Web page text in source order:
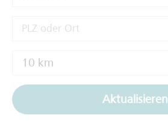
10 km
Aktualisieren